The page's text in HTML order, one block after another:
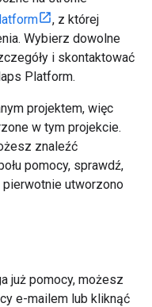
, z której
Wybierz dowolne
i skontaktować
Platform.
projektem, więc
w tym projekcie.
znaleźć
pomocy, sprawdź,
utworzono
już pomocy, możesz
e-mailem lub kliknąć